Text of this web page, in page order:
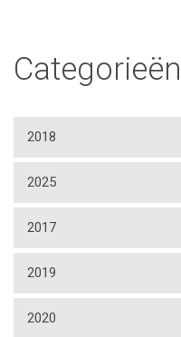
Categorieën
2018
2025
2017
2019
2020